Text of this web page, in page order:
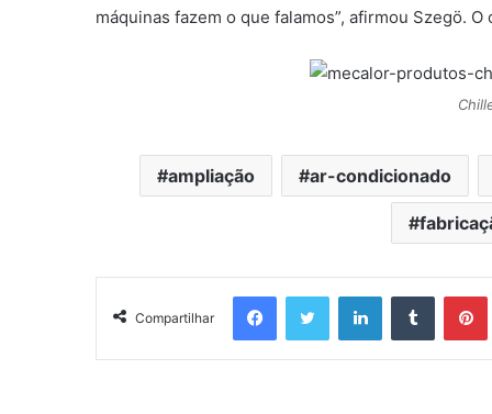
máquinas fazem o que falamos”, afirmou Szegö.
ampliação ar-condicionado
Compartilhar